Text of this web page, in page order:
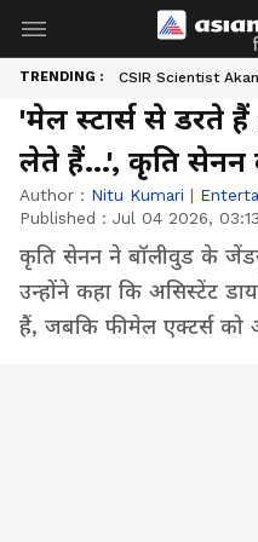
TRENDING : CSIR Scientist
'मेल स्टार्स से डरते
लेते हैं...', कृति सेनन
Author : Nitu Kumari |
Published : Jul 04 2026,
कृति सेनन ने बॉलीवुड के
उन्होंने कहा कि असिस्टेंट
हैं, जबकि फीमेल एक्टर्स को